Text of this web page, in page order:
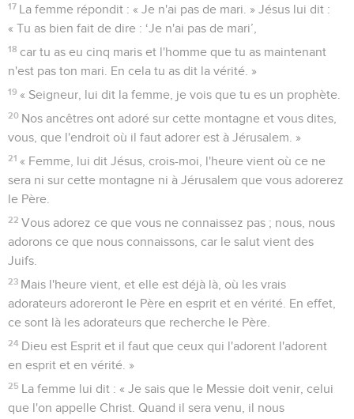
17 La femme répondit : « Je n'ai pas de mari. » Jésus lui dit :
« Tu as bien fait de dire : ‘Je n'ai pas de mari’,
18 car tu as eu cinq maris et l'homme que tu as maintenant
n'est pas ton mari. En cela tu as dit la vérité. »
19 « Seigneur, lui dit la femme, je vois que tu es un prophète.
20 Nos ancêtres ont adoré sur cette montagne et vous dites,
vous, que l'endroit où il faut adorer est à Jérusalem. »
21 « Femme, lui dit Jésus, crois-moi, l'heure vient où ce ne
sera ni sur cette montagne ni à Jérusalem que vous adorerez
le Père.
22 Vous adorez ce que vous ne connaissez pas ; nous, nous
adorons ce que nous connaissons, car le salut vient des
Juifs.
23 Mais l'heure vient, et elle est déjà là, où les vrais
adorateurs adoreront le Père en esprit et en vérité. En effet,
ce sont là les adorateurs que recherche le Père.
24 Dieu est Esprit et il faut que ceux qui l'adorent l'adorent
en esprit et en vérité. »
25 La femme lui dit : « Je sais que le Messie doit venir, celui
que l'on appelle Christ. Quand il sera venu, il nous